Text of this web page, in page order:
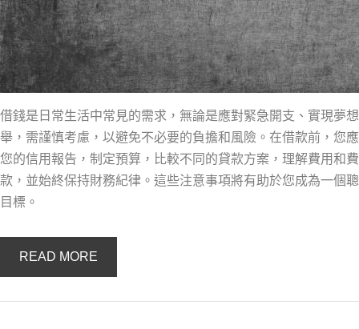
借錢是日常生活中常見的需求，無論是應對緊急開支、實現夢
舉，需謹慎考慮，以避免不必要的負擔和風險。在借款前，您
您的信用報告，制定預算，比較不同的貸款方案，理解費用和
款，並始終保持財務紀律。這些注意事項將有助於您成為一個
目標。
READ MORE